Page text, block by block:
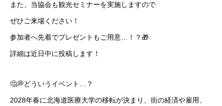
また、当協会も観光セミナーを実施しますので
ぜひご来場ください！
参加者へ先着でプレゼントもご用意…！？🎁
詳細は近日中に投稿します！
🤔💭どういうイベント…？
2028年春に北海道医療大学の移転が決まり、街の経済や雇用、